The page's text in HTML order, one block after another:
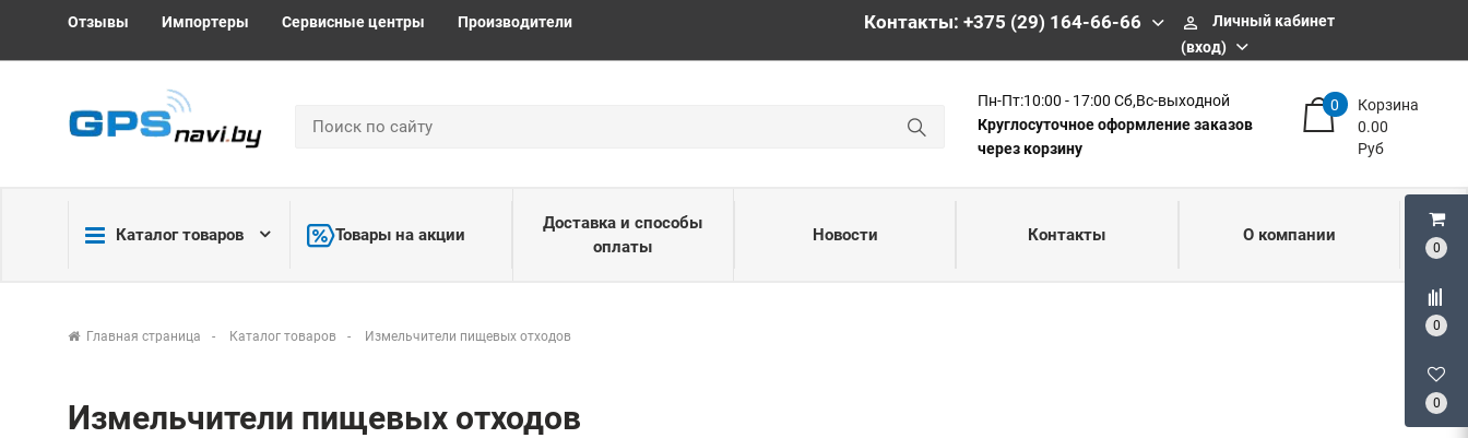
0
0
0
Отзывы Импортеры Сервисные центры Производители Контакты: +375 (29) 164-66-66 perm_identity
Личный кабинет
(вход)
Пн-Пт:10:00 - 17:00 Сб,Вс-выходной
Круглосуточное оформление заказов
через корзину
Корзина
0
0.00
Руб
Каталог товаров Товары на акции
Доставка и способы
оплаты
Новости Контакты О компании
Главная страница Каталог товаров Измельчители пищевых отходов
Измельчители пищевых отходов